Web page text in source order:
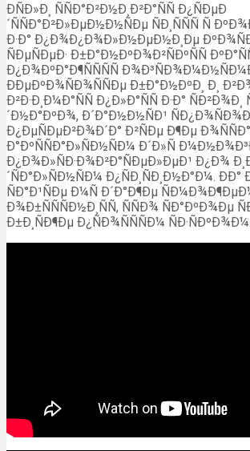
ÐÑÐ»Ð¸ ÑÑÐ°Ð²Ð½Ð¸Ð²Ð°ÑÑ Ð¿ÑÐµÐ
´ÑÑÐ°Ð²Ð»ÐµÐ½Ð½ÑÐµ ÑÐ¸ÑÑÑ Ñ
Ð·Ð° Ð¿Ð¾Ð¿Ð¾Ð»Ð½ÐµÐ½Ð¸Ðµ
ÑÐµÑÐµÐ· Ð±Ð°Ð½ÐºÐ¾Ð²ÑÐºÑÑ
Ð¿Ð¾ÐºÐ°Ð¶ÑÑÑÑ
ÐÐµÐºÐ¾ÑÐ¾ÑÑÐµ Ð±Ð°Ð½ÐºÐ¸ Ð¸
Ð²Ð·Ð¸Ð¼Ð°ÑÑ Ð¿Ð»Ð°ÑÑ Ð·Ð° ÑÐ²Ð¾Ð¸
´Ð½Ð°ÐºÐ¾, Ð´Ð°Ð½Ð½ÑÐ¹
Ð¿ÐµÑÐµÐ²Ð¾Ð´Ð° Ð²ÑÐµ Ð¶Ðµ
Ð°ÐºÑÑÐ°Ð»ÑÐ½ÑÐ¼ Ð´Ð»Ñ
Ð¿Ð¾Ð»ÑÐ·Ð¾Ð²Ð°ÑÐµÐ»ÐµÐ¹ Ð¿Ð¾
´ÑÐ°Ð»ÑÐ½ÑÐ¼ Ð¿ÑÐ¸ÑÐ¸Ð½Ð°Ð¼. ÐÐ°
ÑÐ°Ð¹ÑÐµ Ð¼Ñ Ð´Ð°Ð¶Ðµ
Ð¾Ð±ÑÑÑÐ½Ð¸ÑÑ, ÑÑÐ¾ ÑÐ°ÐºÐ¾Ðµ
Ð±Ð¸ÑÐ¶Ðµ Ð¿ÑÐ¾ÑÑÑÐ¼ ÑÐ·ÑÐºÐ¾Ð¼.